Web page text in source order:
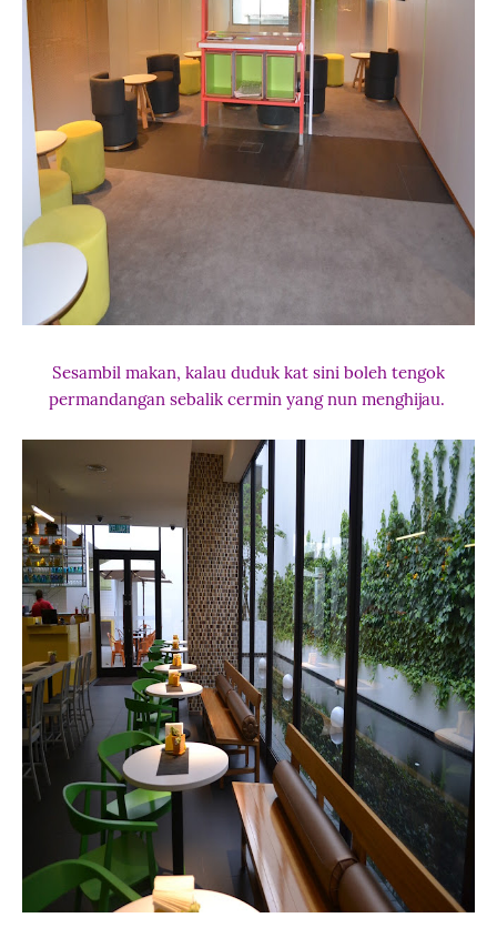
Sesambil makan, kalau duduk kat sini boleh tengok
permandangan sebalik cermin yang nun menghijau.